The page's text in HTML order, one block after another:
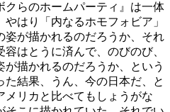
クらのホームパーティ』は一体
はり「内なるホモフォビア」
姿が描かれるのだろうか、それ
はとうに済んで、のびのび、
描かれるのだろうか、という
結果、うん、今の日本だ、と
メリカと比べてもしょうがな